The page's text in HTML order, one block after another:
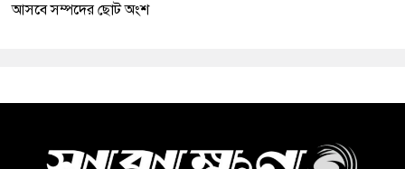
আসবে সম্পদের ছোট অংশ